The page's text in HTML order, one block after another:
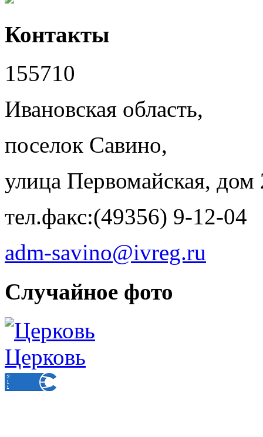
Контакты
155710
Ивановская область,
поселок Савино,
улица Первомайская, дом
тел.факс:(49356) 9-12-04
adm-savino@ivreg.ru
Случайное фото
Церковь